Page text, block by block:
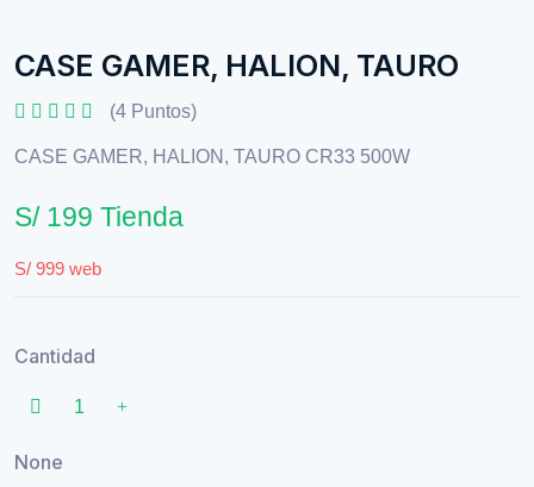
CASE GAMER, HALION, TAURO
(4 Puntos)
CASE GAMER, HALION, TAURO CR33 500W
S/ 199 Tienda
S/ 999 web
Cantidad
None